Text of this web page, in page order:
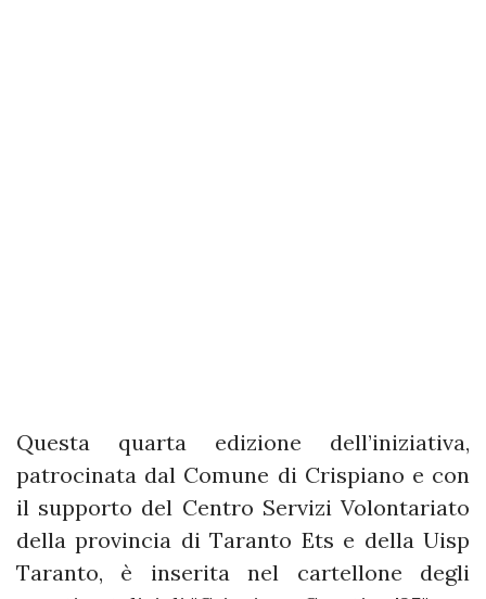
Questa quarta edizione dell’iniziativa,
patrocinata dal Comune di Crispiano e con
il supporto del Centro Servizi Volontariato
della provincia di Taranto Ets e della Uisp
Taranto, è inserita nel cartellone degli